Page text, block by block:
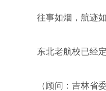
往事如烟，航迹
东北老航校已经
（顾问：吉林省